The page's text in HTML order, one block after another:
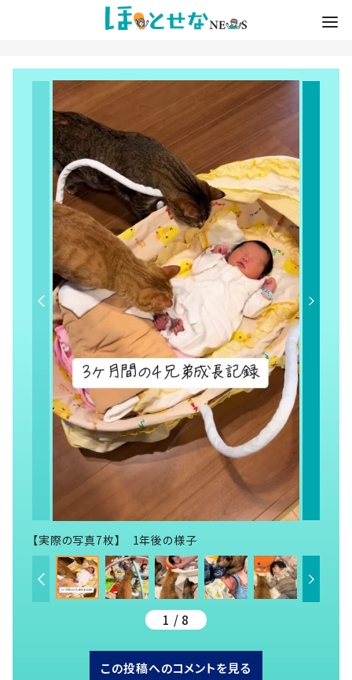
【実際の写真7枚】 1年後の様子
1 / 8
この投稿へのコメントを見る